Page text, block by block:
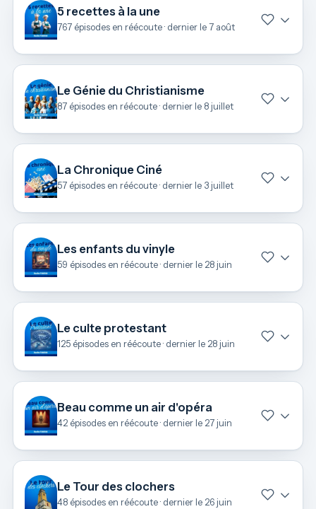
5 recettes à la une
767 épisodes en réécoute · dernier le 7 août
Le Génie du Christianisme
87 épisodes en réécoute · dernier le 8 juillet
La Chronique Ciné
57 épisodes en réécoute · dernier le 3 juillet
Les enfants du vinyle
59 épisodes en réécoute · dernier le 28 juin
Le culte protestant
125 épisodes en réécoute · dernier le 28 juin
Beau comme un air d'opéra
42 épisodes en réécoute · dernier le 27 juin
Le Tour des clochers
48 épisodes en réécoute · dernier le 26 juin